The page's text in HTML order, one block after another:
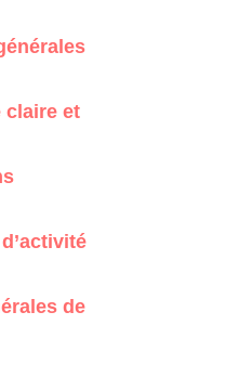
claire et
de